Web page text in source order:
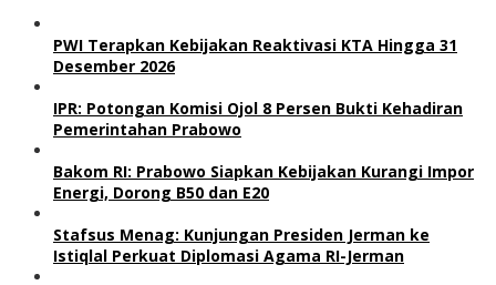
PWI Terapkan Kebijakan Reaktivasi KTA Hingga 31
Desember 2026
IPR: Potongan Komisi Ojol 8 Persen Bukti Kehadiran
Pemerintahan Prabowo
Bakom RI: Prabowo Siapkan Kebijakan Kurangi Impor
Energi, Dorong B50 dan E20
Stafsus Menag: Kunjungan Presiden Jerman ke
Istiqlal Perkuat Diplomasi Agama RI-Jerman